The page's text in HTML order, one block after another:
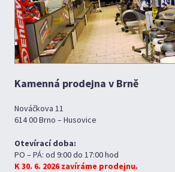
Kamenná prodejna v Brně
Nováčkova 11
614 00 Brno – Husovice
Otevírací doba:
PO – PÁ: od 9:00 do 17:00 hod
K 30. 6. 2026 zavíráme prodejnu.